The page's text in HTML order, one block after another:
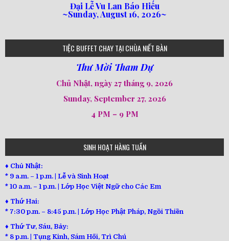
80
78
77
82
92
93
94
95
98
641
182
101
loipha2
loipha4
loipha1
loipha5
loipha7
loipha8
loipha10
loipha9
loi-phat-day
loipha15
loipha13
Đại Lễ Vu Lan Báo Hiếu
~Sunday, August 16, 2026~
TIỆC BUFFET CHAY TẠI CHÙA NIẾT BÀN
Thư Mời Tham Dự
Chủ Nhật, ngày 27 tháng 9, 2026
Sunday, September 27, 2026
4 PM – 9 PM
SINH HOẠT HÀNG TUẦN
♦ Chủ Nhật:
* 9 a.m. – 1 p.m. | Lễ và Sinh Hoạt
* 10 a.m. – 1 p.m. | Lớp Học Việt Ngữ cho Các Em
♦ Thứ Hai:
* 7:30 p.m. – 8:45 p.m. | Lớp Học Phật Pháp, Ngồi Thiền
♦ Thứ Tư, Sáu, Bảy:
* 8 p.m. | Tụng Kinh, Sám Hối, Trì Chú